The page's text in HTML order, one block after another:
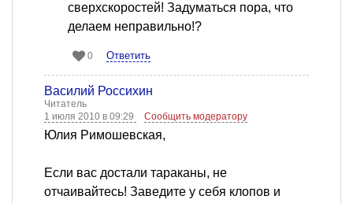
сверхскоростей! Задуматься пора, что
делаем неправильно!?
0 Ответить
Василий Россихин
Читатель
1 июля 2010 в 09:29
Сообщить модератору
Юлия Римошевская,
Если вас достали тараканы, не
отчаивайтесь! Заведите у себя клопов и